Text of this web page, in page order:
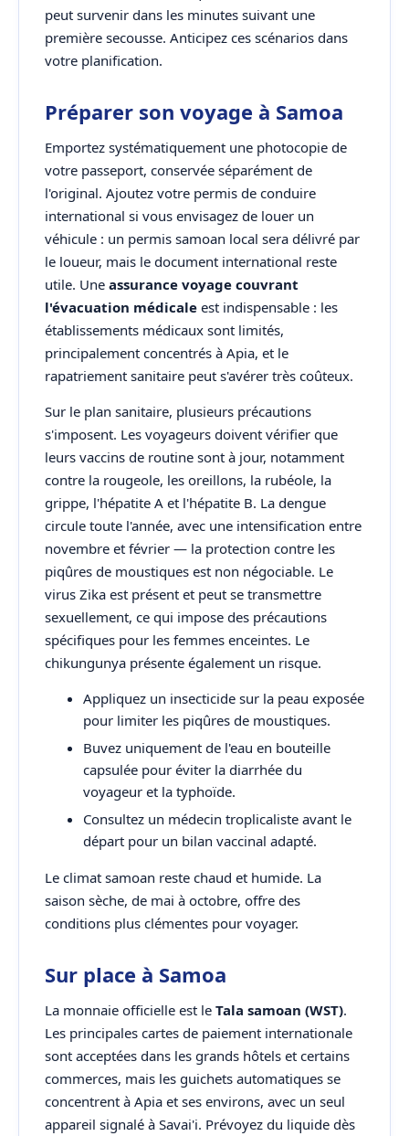
peut survenir dans les minutes suivant une
première secousse. Anticipez ces scénarios dans
votre planification.
Préparer son voyage à Samoa
Emportez systématiquement une photocopie de
votre passeport, conservée séparément de
l'original. Ajoutez votre permis de conduire
international si vous envisagez de louer un
véhicule : un permis samoan local sera délivré par
le loueur, mais le document international reste
utile. Une assurance voyage couvrant
l'évacuation médicale est indispensable : les
établissements médicaux sont limités,
principalement concentrés à Apia, et le
rapatriement sanitaire peut s'avérer très coûteux.
Sur le plan sanitaire, plusieurs précautions
s'imposent. Les voyageurs doivent vérifier que
leurs vaccins de routine sont à jour, notamment
contre la rougeole, les oreillons, la rubéole, la
grippe, l'hépatite A et l'hépatite B. La dengue
circule toute l'année, avec une intensification entre
novembre et février — la protection contre les
piqûres de moustiques est non négociable. Le
virus Zika est présent et peut se transmettre
sexuellement, ce qui impose des précautions
spécifiques pour les femmes enceintes. Le
chikungunya présente également un risque.
Appliquez un insecticide sur la peau exposée
pour limiter les piqûres de moustiques.
Buvez uniquement de l'eau en bouteille
capsulée pour éviter la diarrhée du
voyageur et la typhoïde.
Consultez un médecin troplicaliste avant le
départ pour un bilan vaccinal adapté.
Le climat samoan reste chaud et humide. La
saison sèche, de mai à octobre, offre des
conditions plus clémentes pour voyager.
Sur place à Samoa
La monnaie officielle est le Tala samoan (WST).
Les principales cartes de paiement internationale
sont acceptées dans les grands hôtels et certains
commerces, mais les guichets automatiques se
concentrent à Apia et ses environs, avec un seul
appareil signalé à Savai'i. Prévoyez du liquide dès